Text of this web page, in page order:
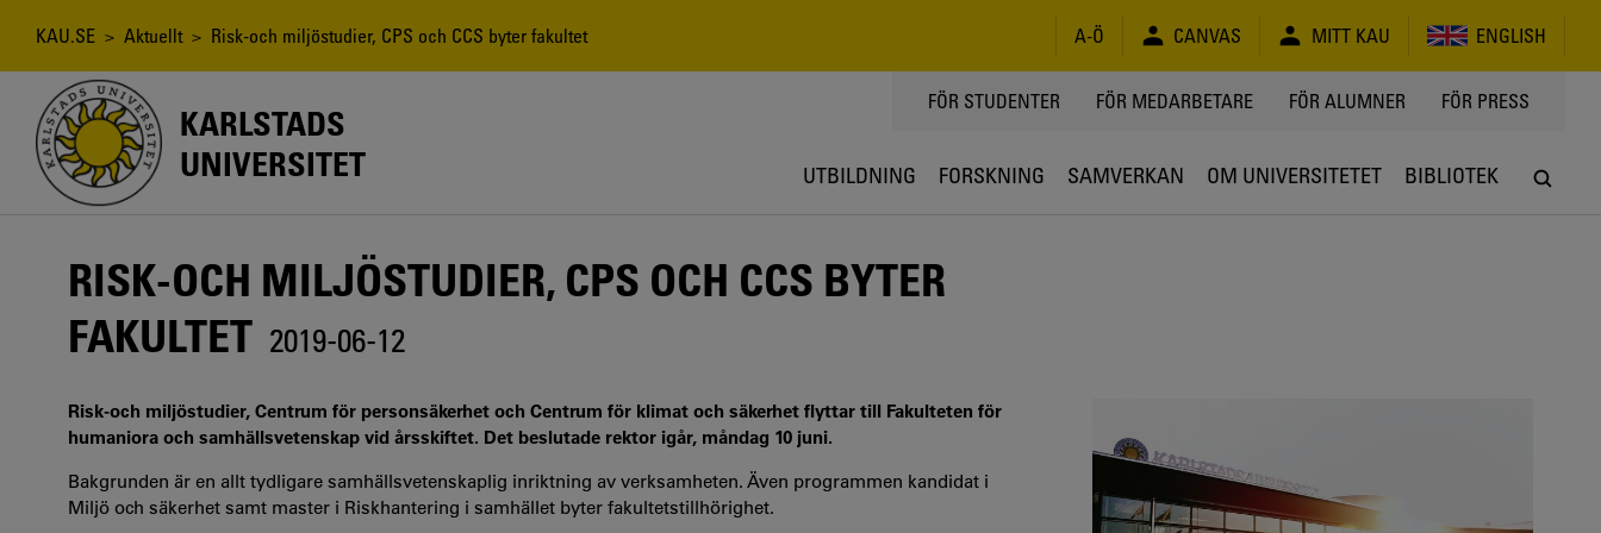
Länkstig
KAU.SE > Aktuellt > Risk-och miljöstudier, CPS och CCS byter fakultet A-Ö CANVAS MITT KAU ENGLISH
KARLSTADS
UNIVERSITET
TOPPMENY
FÖR STUDENTER FÖR MEDARBETARE FÖR ALUMNER FÖR PRESS
UTBILDNING FORSKNING SAMVERKAN OM UNIVERSITETET BIBLIOTEK
RISK-OCH MILJÖSTUDIER, CPS OCH CCS BYTER
FAKULTET 2019-06-12
Risk-och miljöstudier, Centrum för personsäkerhet och Centrum för klimat och säkerhet flyttar till Fakulteten för
humaniora och samhällsvetenskap vid årsskiftet. Det beslutade rektor igår, måndag 10 juni.
Bakgrunden är en allt tydligare samhällsvetenskaplig inriktning av verksamheten. Även programmen kandidat i
Miljö och säkerhet samt master i Riskhantering i samhället byter fakultetstillhörighet.